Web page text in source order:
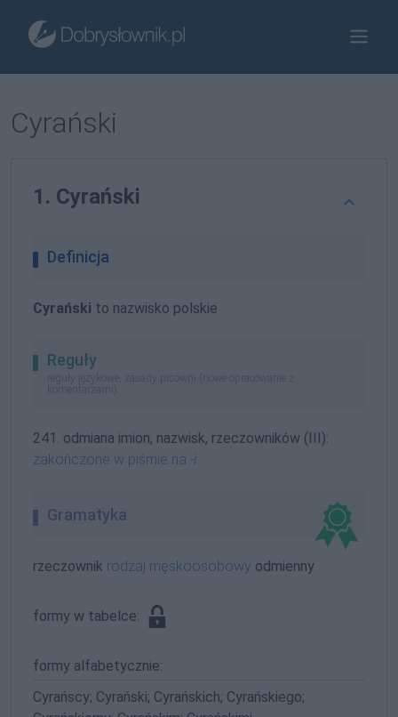
Cyrański
1. Cyrański
Definicja
Cyrański to nazwisko polskie
Reguły
reguły językowe, zasady pisowni (nowe opracowanie z
komentarzami)
241. odmiana imion, nazwisk, rzeczowników (III):
zakończone w piśmie na -i
Gramatyka
rzeczownik rodzaj męskoosobowy odmienny
formy w tabelce:
formy alfabetycznie:
Cyrańscy; Cyrański; Cyrańskich; Cyrańskiego;